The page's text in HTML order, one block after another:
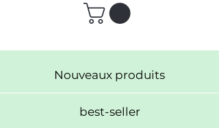
Nouveaux produits
best-seller